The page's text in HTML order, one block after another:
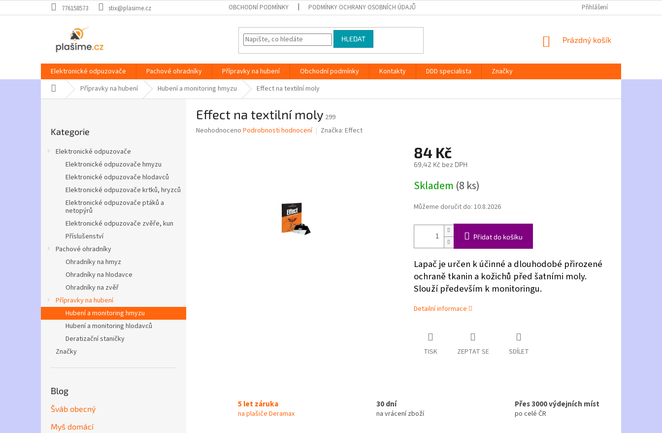
na
776158573 stix@plasime.cz OBCHODNÍ PODMÍNKY PODMÍNKY OCHRANY OSOBNÍCH ÚDAJŮ Přihlášení
HLEDAT
NÁKUPNÍ
Prázdný košík
Elektronické odpuzovače Pachové ohradníky Přípravky na hubení Obchodní podmínky Kontakty DDD specialista
Značky
Domů Přípravky na hubení Hubení a monitoring hmyzu Effect na textilní moly
kategorie
Kategorie
Elektronické odpuzovače
Elektronické odpuzovače hmyzu
Elektronické odpuzovače hlodavců
Elektronické odpuzovače krtků, hryzců
Elektronické odpuzovače ptáků a
netopýrů
Elektronické odpuzovače zvěře, kun
Příslušenství
Pachové ohradníky
Ohradníky na hmyz
Ohradníky na hlodavce
Ohradníky na zvěř
Přípravky na hubení
Hubení a monitoring hmyzu
Hubení a monitoring hlodavců
Deratizační staničky
Značky
Blog
Šváb obecný
Myš domácí
Effect na textilní moly 299
Průměrné
Neohodnoceno Podrobnosti hodnocení Značka: Effect
84 Kč
69,42 Kč bez DPH
cena:
Skladem (8 ks)
Můžeme doručit do: 10.8.2026
Přidat do košíku
Lapač je určen k účinné a dlouhodobé přirozené
ochraně tkanin a kožichů před šatními moly.
Slouží především k monitoringu.
Detailní informace
TISK ZEPTAT SE SDÍLET
5 let záruka
na plašiče Deramax
30 dní
na vrácení zboží
Přes 3000 výdejních míst
po celé ČR